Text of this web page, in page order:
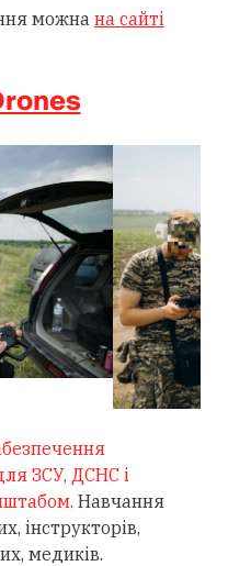
можна на сайті
ЗСУ, ДСНС і
Навчання
інструкторів,
медиків.